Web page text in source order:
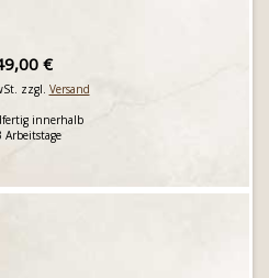
€
zzgl. Versand
innerhalb
Arbeitstage